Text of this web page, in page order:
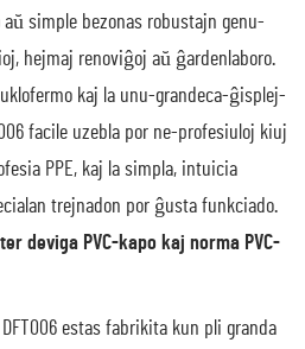
simple bezonas robustajn genu-
hejmaj renoviĝoj aŭ ĝardenlaboro.
kaj la unu-grandeca-ĝisplej-
facile uzebla por ne-profesiuloj kiuj
PPE, kaj la simpla, intuicia
trejnadon por ĝusta funkciado.
deviga PVC-kapo kaj norma PVC-
estas fabrikita kun pli granda